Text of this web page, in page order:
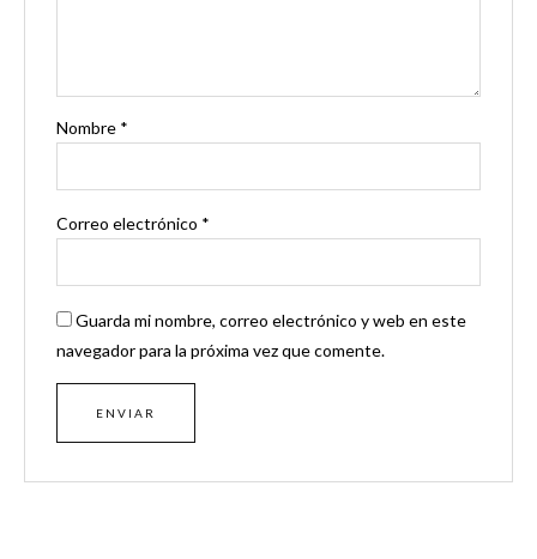
Nombre *
Correo electrónico *
Guarda mi nombre, correo electrónico y web en este
navegador para la próxima vez que comente.